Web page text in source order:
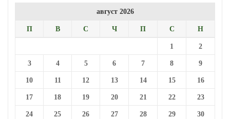
август 2026
П В С Ч П С Н
1 2
3 4 5 6 7 8 9
10 11 12 13 14 15 16
17 18 19 20 21 22 23
24 25 26 27 28 29 30